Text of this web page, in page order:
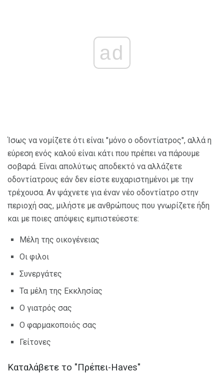
ad
Ίσως να νομίζετε ότι είναι "μόνο ο οδοντίατρος", αλλά η
εύρεση ενός καλού είναι κάτι που πρέπει να πάρουμε
σοβαρά. Είναι απολύτως αποδεκτό να αλλάζετε
οδοντίατρους εάν δεν είστε ευχαριστημένοι με την
τρέχουσα. Αν ψάχνετε για έναν νέο οδοντίατρο στην
περιοχή σας, μιλήστε με ανθρώπους που γνωρίζετε ήδη
και με ποιες απόψεις εμπιστεύεστε:
Μέλη της οικογένειας
Οι φιλοι
Συνεργάτες
Τα μέλη της Εκκλησίας
Ο γιατρός σας
Ο φαρμακοποιός σας
Γείτονες
Καταλάβετε το "Πρέπει-Haves"